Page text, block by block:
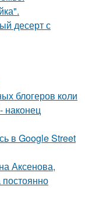
десерт с
блогеров коли
наконец
в Google Street
Аксенова,
постоянно